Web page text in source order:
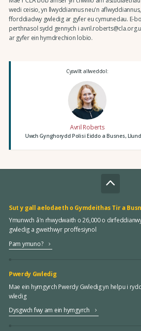
wedi ceisio, yn llwyddiannus neu'n
fforddiadwy gwledig ar gyfer eu cymunedau. E-
perthnasol sydd gennych i
ar gyfer ein hymdrechion lobïo.
Cyswllt allweddol:
Avril Roberts
Uwch Gynghorydd Polisi Eiddo a Busnes,
Sut y gall aelodaeth o Gymdeithas Tir a
Ymunwch â'n rhwydwaith o 26,000 o
gwledig a gweithwyr proffesiynol
Pam ymuno?
Pwerdy Gwledig
Mae ein hymgyrch Pwerdy Gwledig yn helpu i
wledig
Dysgwch fwy am ein hymgyrch